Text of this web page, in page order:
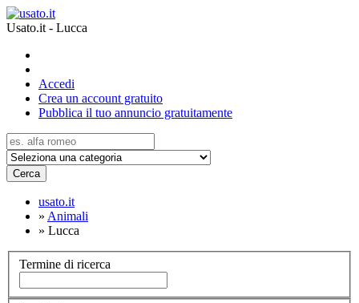
Usato.it - Lucca
Accedi
Crea un account gratuito
Pubblica il tuo annuncio gratuitamente
Cerca
usato.it
» Animali
» Lucca
Termine di ricerca